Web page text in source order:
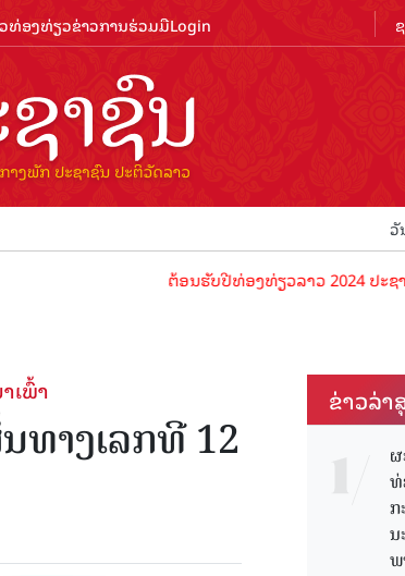
ທ່ອງທ່ຽວຂ່າວການຮ່ວມມືLogin
ວັ
ຕ້ອນຮັບປີທ່ອງທ່ຽວລາວ 2024 ປະຊາຊົນລ
ເພົ້າ
ທາງເລກທີ 12
ຂ່າວ​ລ່າ​
ກ
ນ
ພ